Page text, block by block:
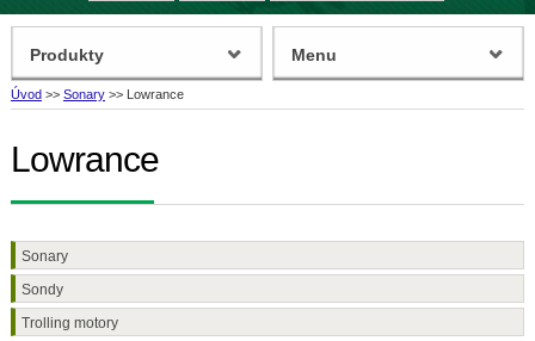
Úvod >> Sonary >> Lowrance
Lowrance
Sonary
Sondy
Trolling motory
Produkty Menu